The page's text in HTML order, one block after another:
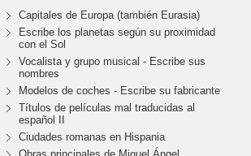
Capitales de Europa (también Eurasia)
Escribe los planetas según su proximidad
con el Sol
Vocalista y grupo musical - Escribe sus
nombres
Modelos de coches - Escribe su fabricante
Títulos de películas mal traducidas al
español II
Ciudades romanas en Hispania